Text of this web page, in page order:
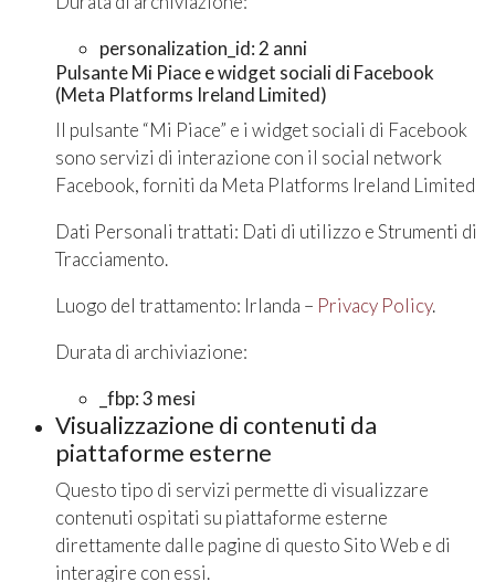
personalization_id: 2 anni
Pulsante Mi Piace e widget sociali di Facebook
(Meta Platforms Ireland Limited)
Il pulsante “Mi Piace” e i widget sociali di Facebook
sono servizi di interazione con il social network
Facebook, forniti da Meta Platforms Ireland Limited
Dati Personali trattati: Dati di utilizzo e Strumenti di
Tracciamento.
Luogo del trattamento: Irlanda – Privacy Policy.
Durata di archiviazione:
_fbp: 3 mesi
Visualizzazione di contenuti da
piattaforme esterne
Questo tipo di servizi permette di visualizzare
contenuti ospitati su piattaforme esterne
direttamente dalle pagine di questo Sito Web e di
interagire con essi.